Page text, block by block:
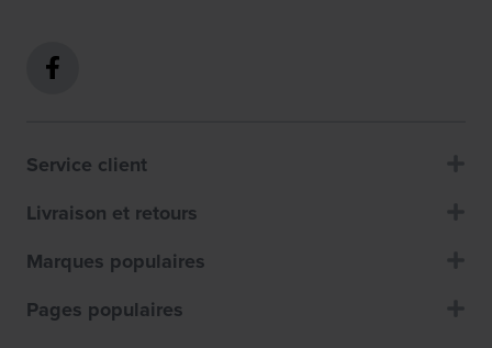
Service client
Livraison et retours
Marques populaires
Pages populaires